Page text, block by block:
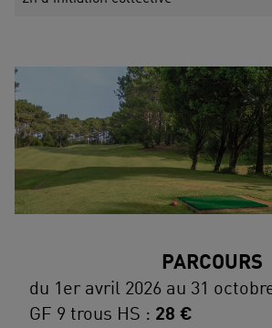
PARCOURS
du 1er avril 2026 au 31
GF 9 trous HS : 28 €